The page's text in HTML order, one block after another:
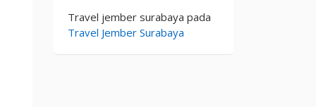
Travel jember surabaya pada
Travel Jember Surabaya